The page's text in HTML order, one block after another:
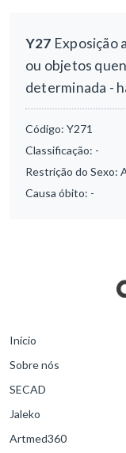
Y27 Exposição
ou objetos
determinada -
Código: Y271
Classificação: -
Restrição do Sexo:
Causa óbito: -
Início
Sobre nós
SECAD
Jaleko
Artmed360